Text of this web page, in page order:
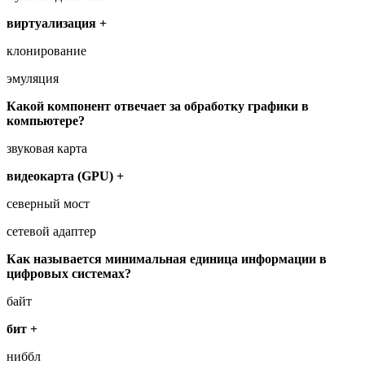
виртуализация +
клонирование
эмуляция
Какой компонент отвечает за обработку графики в
компьютере?
звуковая карта
видеокарта (GPU) +
северный мост
сетевой адаптер
Как называется минимальная единица информации в
цифровых системах?
байт
бит +
ниббл